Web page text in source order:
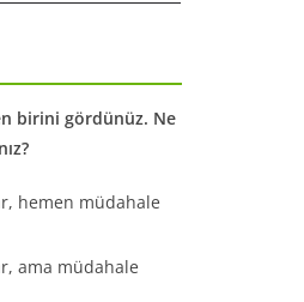
birini gördünüz. Ne
hemen müdahale
ama müdahale